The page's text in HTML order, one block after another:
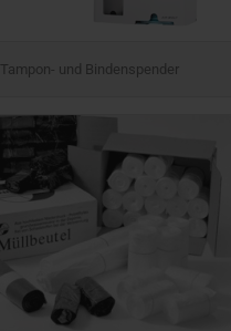
Tampon- und Bindenspender